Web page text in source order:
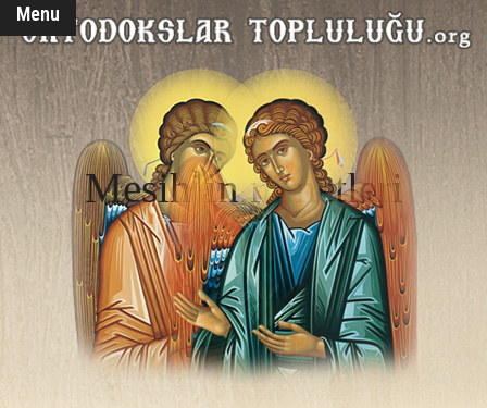
Menu
Mesih’in nimetleri